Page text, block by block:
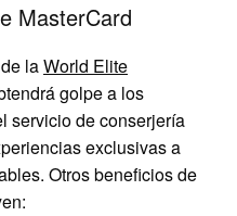
MasterCard
laWorld Elite
golpe a los
servicio de conserjería
exclusivas a
Otros beneficios de